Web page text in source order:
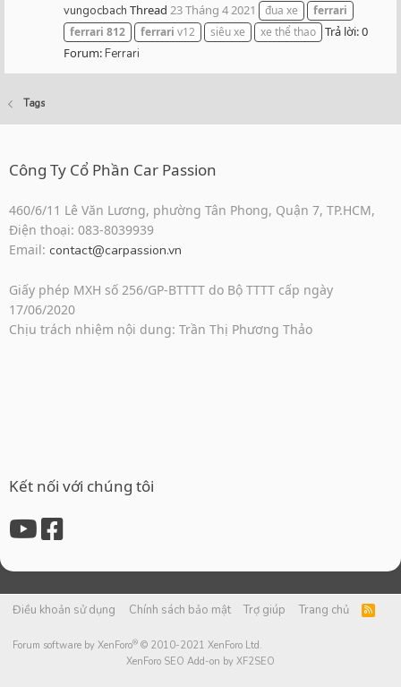
vungocbach Thread 23 Tháng 4 2021 đua xe
ferrari
ferrari 812 ferrari v12 siêu xe xe thể thao Trả lời: 0
Forum:Ferrari
Tags
Công Ty Cổ Phần Car Passion
460/6/11 Lê Văn Lương, phường Tân Phong, Quận 7, TP.HCM,
Điện thoại: 083-8039939
Email: contact@carpassion.vn
Giấy phép MXH số 256/GP-BTTTT do Bộ TTTT cấp ngày
17/06/2020
Chịu trách nhiệm nội dung: Trần Thị Phương Thảo
Kết nối với chúng tôi
Điều khoản sử dụng Chính sách bảo mật Trợ giúp Trang chủ
R
S
Forum software by XenForo® © 2010-2021 XenForo Ltd.
XenForo SEO Add-on by XF2SEO